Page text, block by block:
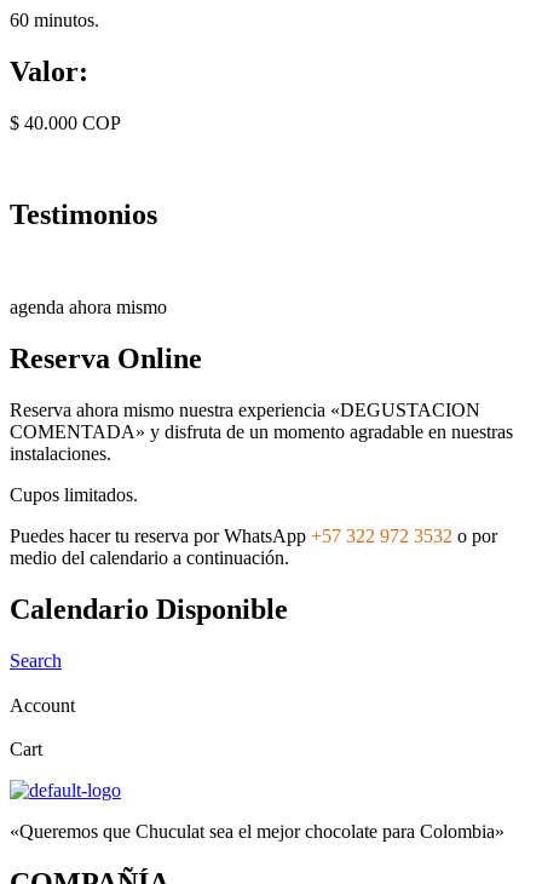
60 minutos.
Valor:
$ 40.000 COP
Testimonios
agenda ahora mismo
Reserva Online
Reserva ahora mismo nuestra experiencia «DEGUSTACION
COMENTADA» y disfruta de un momento agradable en nuestras
instalaciones.
Cupos limitados.
Puedes hacer tu reserva por WhatsApp +57 322 972 3532 o por
medio del calendario a continuación.
Calendario Disponible
Search
Account
Cart
«Queremos que Chuculat sea el mejor chocolate para Colombia»